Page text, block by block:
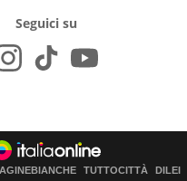
Seguici su
TUTTOCITTÀ DILEI